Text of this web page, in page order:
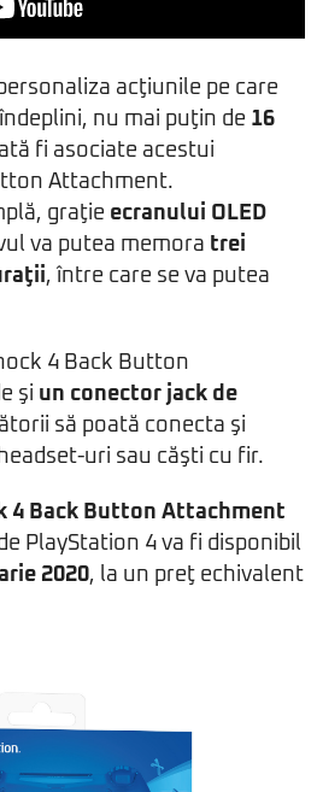
acţiunile pe care
nu mai puţin de 16
fi asociate acestui
Attachment.
graţie ecranului OLED
va putea memora trei
, între care se va putea
4 Back Button
şi un conector jack de
să poată conecta şi
uri sau căşti cu fir.
4 Back Button Attachment
PlayStation 4 va fi disponibil
2020, la un preţ echivalent